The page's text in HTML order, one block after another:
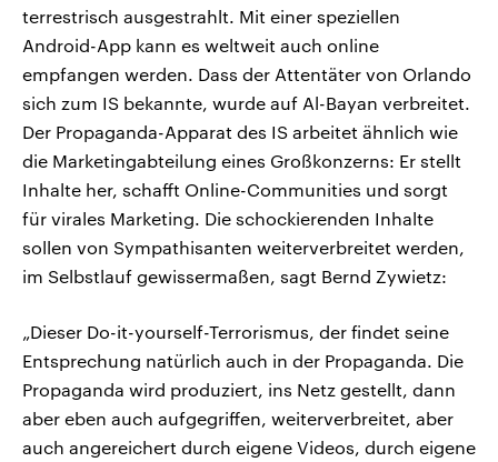
terrestrisch ausgestrahlt. Mit einer speziellen
Android-App kann es weltweit auch online
empfangen werden. Dass der Attentäter von Orlando
sich zum IS bekannte, wurde auf Al-Bayan verbreitet.
Der Propaganda-Apparat des IS arbeitet ähnlich wie
die Marketingabteilung eines Großkonzerns: Er stellt
Inhalte her, schafft Online-Communities und sorgt
für virales Marketing. Die schockierenden Inhalte
sollen von Sympathisanten weiterverbreitet werden,
im Selbstlauf gewissermaßen, sagt Bernd Zywietz:
„Dieser Do-it-yourself-Terrorismus, der findet seine
Entsprechung natürlich auch in der Propaganda. Die
Propaganda wird produziert, ins Netz gestellt, dann
aber eben auch aufgegriffen, weiterverbreitet, aber
auch angereichert durch eigene Videos, durch eigene